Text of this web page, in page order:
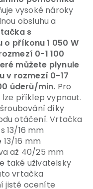
vysoké nároky
obsluhu a
s
příkonu 1 050 W
0-1 100
můžete plynule
v rozmezí 0-17
úderů/min. Pro
příklep vypnout.
díky
otáčení. Vrtačka
13/16 mm
16 mm
až 40/25 mm
také uživatelsky
vrtačka
jistě oceníte